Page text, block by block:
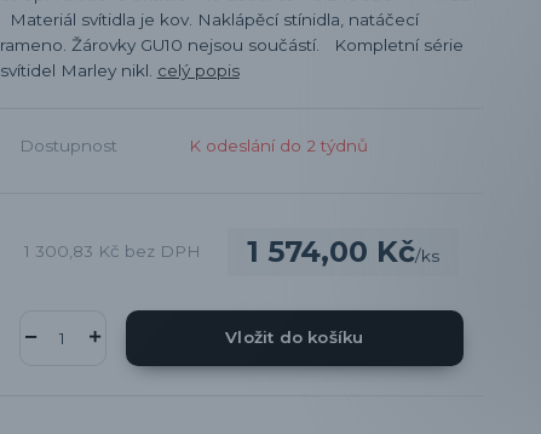
Materiál svítidla je kov. Naklápěcí stínidla, natáčecí
rameno. Žárovky GU10 nejsou součástí. Kompletní série
svítidel Marley nikl. celý popis
Dostupnost K odeslání do 2 týdnů
1 574,00 Kč/ks
1 300,83 Kč bez DPH
Vložit do košíku